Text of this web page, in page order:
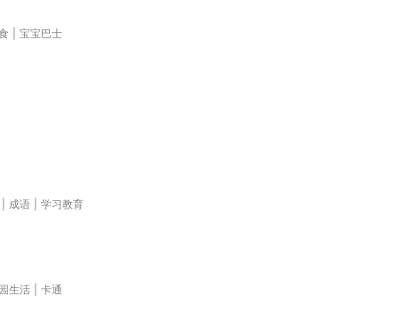
宝宝巴士
成语
学习教育
生活
卡通